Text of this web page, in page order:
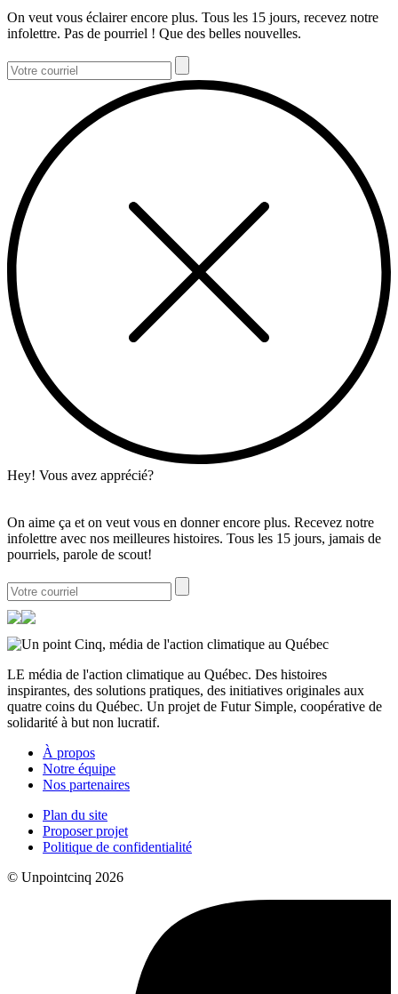
On veut vous éclairer encore plus. Tous les 15 jours, recevez notre
infolettre. Pas de pourriel ! Que des belles nouvelles.
Hey! Vous avez apprécié?
On aime ça et on veut vous en donner encore plus. Recevez notre
infolettre avec nos meilleures histoires. Tous les 15 jours, jamais de
pourriels, parole de scout!
LE média de l'action climatique au Québec. Des histoires
inspirantes, des solutions pratiques, des initiatives originales aux
quatre coins du Québec. Un projet de Futur Simple, coopérative de
solidarité à but non lucratif.
À propos
Notre équipe
Nos partenaires
Plan du site
Proposer projet
Politique de confidentialité
© Unpointcinq 2026